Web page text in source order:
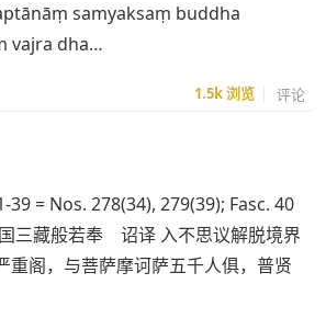
samyaksaṃ buddha
vajra dha…
1.5k浏览 评论
= Nos. 278(34), 279(39); Fasc. 40
三藏般若奉 诏译 入不思议解脱境界
阁，与菩萨摩诃萨五千人俱，普贤